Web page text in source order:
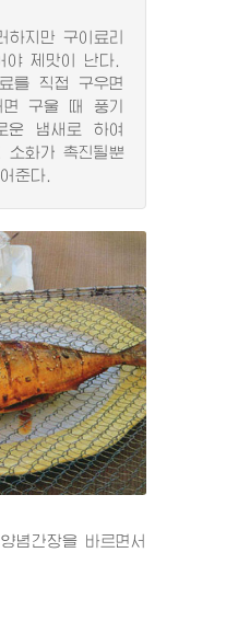
지만 구이료리
제맛이 난다.
를 직접 구우면
구울 때 풍기
운 냄새로 하여
소화가 촉진될뿐
준다.
념간장을 바르면서